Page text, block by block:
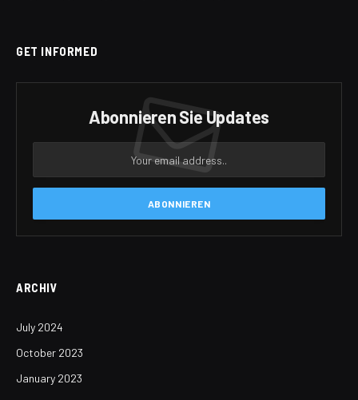
GET INFORMED
Abonnieren Sie Updates
ARCHIV
July 2024
October 2023
January 2023